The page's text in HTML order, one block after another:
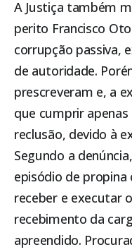
A Justiça também
perito Francisco
corrupção passiva,
de autoridade.
prescreveram e, a
que cumprir apenas
reclusão, devido à
Segundo a
episódio de propina
receber e executar
recebimento da
apreendido.